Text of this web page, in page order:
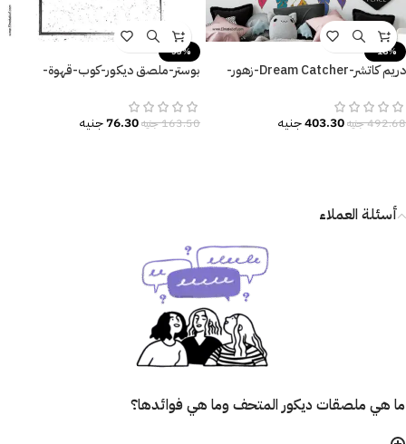
-18%
دريم كاتشر-Dream Catcher-زهور-
492.68جنيه403.30جنيه
-53%
بوستر-ملصق ديكور-كوب-قهوة-
163.50جنيه76.30جنيه
أسئلة العملاء
ما هي ملصقات ديكور المتحف وما هي فوائدها؟